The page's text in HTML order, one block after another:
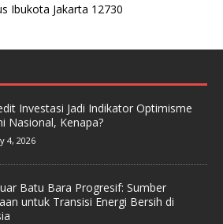
Ibukota Jakarta 12730
Investasi Jadi Indikator Optimisme
Nasional, Kenapa?
4, 2026
Batu Bara Progresif: Sumber
untuk Transisi Energi Bersih di